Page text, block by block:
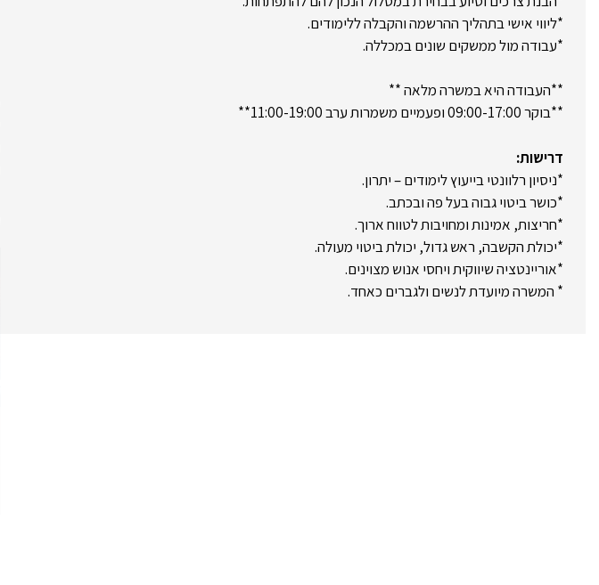
*ליווי אישי בתהליך ההרשמה והקבלה ללימודים.
*עבודה מול ממשקים שונים במכללה.
**העבודה היא במשרה מלאה **
**בוקר 09:00-17:00 ופעמיים משמרות ערב 11:00-19:00**
דרישות:
*ניסיון רלוונטי בייעוץ לימודים – יתרון.
*כושר ביטוי גבוה בעל פה ובכתב.
*חריצות, אמינות ומחויבות לטווח ארוך.
*יכולת הקשבה, ראש גדול, יכולת ביטוי מעולה.
*אוריינטציה שיווקית ויחסי אנוש מצוינים.
* המשרה מיועדת לנשים ולגברים כאחד.